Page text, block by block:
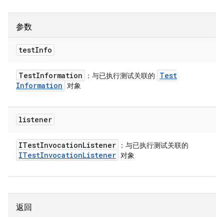
参数
testInfo
TestInformation ：与已执行测试关联的
Test
Information 对象
listener
ITestInvocationListener ：与已执行测试关联的
ITestInvocationListener 对象
返回